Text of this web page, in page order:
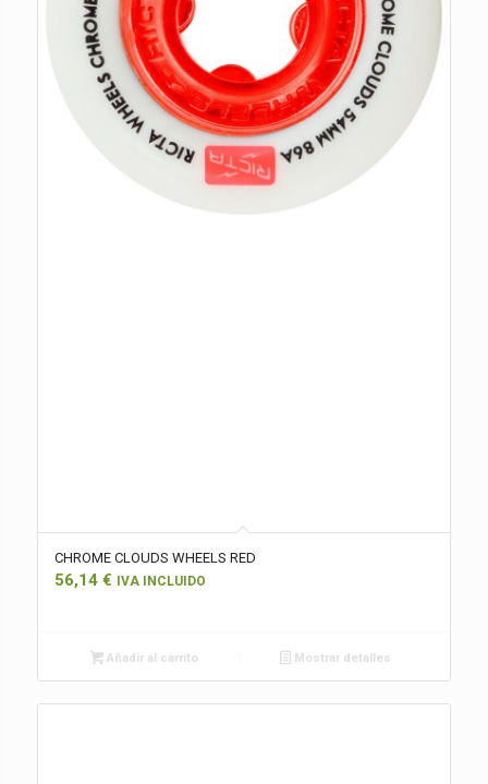
CHROME CLOUDS WHEELS RED
56,14 € IVA INCLUIDO
Añadir al carrito Mostrar detalles